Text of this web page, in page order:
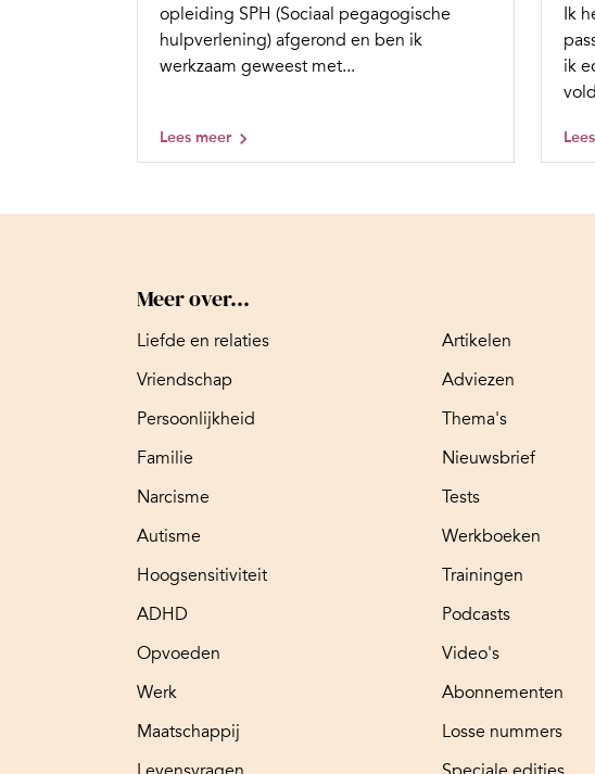
opleiding SPH (Sociaal pegagogische
hulpverlening) afgerond en ben ik
werkzaam geweest met...
Lees meer
Ik
ik
Meer over...
Liefde en relaties
Vriendschap
Persoonlijkheid
Familie
Narcisme
Autisme
Hoogsensitiviteit
ADHD
Opvoeden
Werk
Maatschappij
Artikelen
Adviezen
Thema's
Nieuwsbrief
Tests
Werkboeken
Trainingen
Podcasts
Video's
Abonnementen
Losse nummers